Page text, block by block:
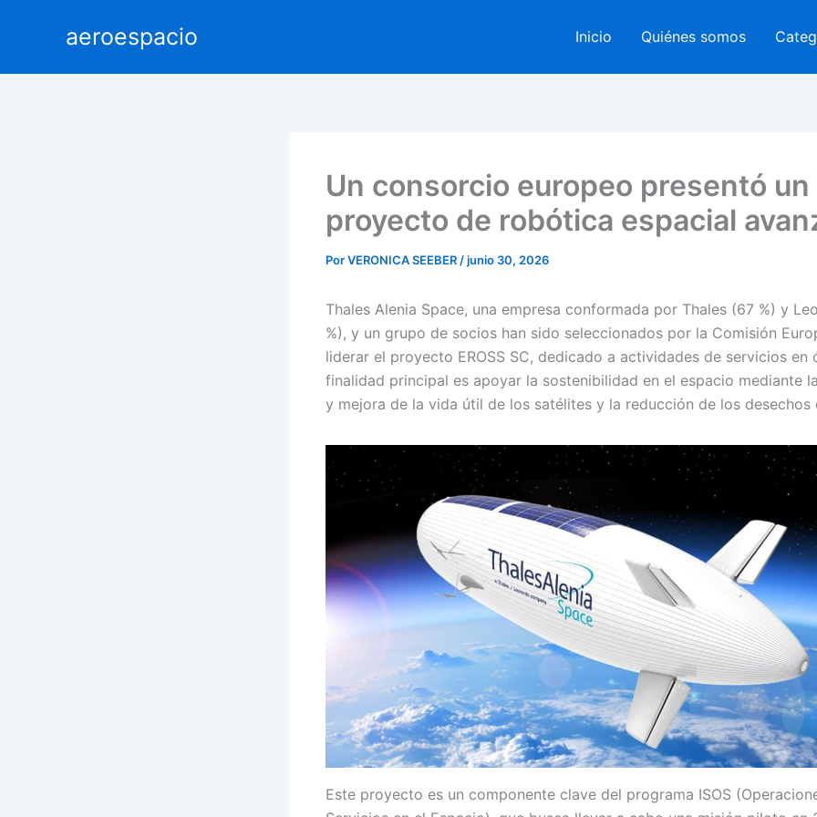
aeroespacio Inicio Quiénes somos
Un consorcio europeo presentó un
proyecto de robótica espacial
PorVERONICA SEEBER /junio 30, 2026
Thales Alenia Space, una empresa conformada por Thales (67 %) y
%), y un grupo de socios han sido seleccionados por la Comisión
liderar el proyecto EROSS SC, dedicado a actividades de servicios en
finalidad principal es apoyar la sostenibilidad en el espacio mediante
y mejora de la vida útil de los satélites y la reducción de los desechos
Este proyecto es un componente clave del programa ISOS